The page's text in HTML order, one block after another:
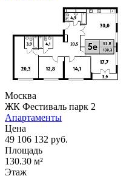
Москва
ЖК Фестиваль парк 2
Апартаменты
Цена
49 106 132 руб.
Площадь
130.30 м²
Этаж